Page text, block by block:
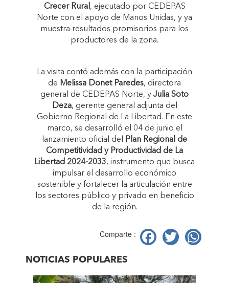
Crecer Rural , ejecutado por CEDEPAS
Norte con el apoyo de Manos Unidas, y ya
muestra resultados promisorios para los
productores de la zona.
La visita contó además con la participación
de Melissa Donet Paredes, directora
general de CEDEPAS Norte, y Julia Soto
Deza, gerente general adjunta del
Gobierno Regional de La Libertad. En este
marco, se desarrolló el 04 de junio el
lanzamiento oficial del
Plan Regional de
Competitividad y Productividad de La
Libertad 2024-2033, instrumento que busca
impulsar el desarrollo económico
sostenible y fortalecer la articulación entre
los sectores público y privado en beneficio
de la región.
Comparte : Facebook
Twitter
NOTICIAS POPULARES